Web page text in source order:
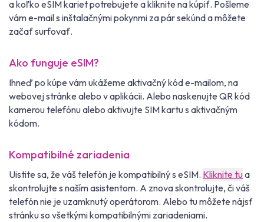
a koľko eSIM kariet potrebujete a kliknite na kúpiť. Pošleme
vám e-mail s inštalačnými pokynmi za pár sekúnd a môžete
začať surfovať.
Ako funguje eSIM?
Ihneď po kúpe vám ukážeme aktivačný kód e-mailom, na
webovej stránke alebo v aplikácii. Alebo naskenujte QR kód
kamerou telefónu alebo aktivujte SIM kartu s aktivačným
kódom.
Kompatibilné zariadenia
Uistite sa, že váš telefón je kompatibilný s eSIM. Kliknite tua
skontrolujte s naším asistentom. A znova skontrolujte, či váš
telefón nie je uzamknutý operátorom. Alebo tu môžete nájsť
stránku so všetkými kompatibilnými zariadeniami.